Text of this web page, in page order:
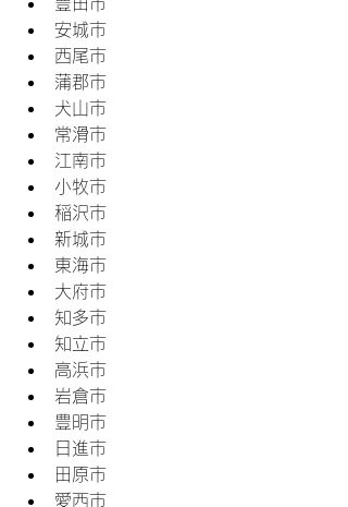
安城市
西尾市
蒲郡市
犬山市
常滑市
江南市
小牧市
稲沢市
新城市
東海市
大府市
知多市
知立市
高浜市
岩倉市
豊明市
日進市
田原市
愛西市